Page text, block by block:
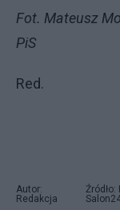
Fot. Mateusz
PiS
Red.
Autor:
Redakcja
Źródło: